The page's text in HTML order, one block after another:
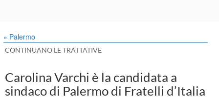
» Palermo
CONTINUANO LE TRATTATIVE
Carolina Varchi è la candidata a
sindaco di Palermo di Fratelli d’Italia